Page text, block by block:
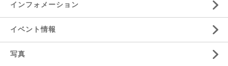
インフォメーション
イベント情報
写真